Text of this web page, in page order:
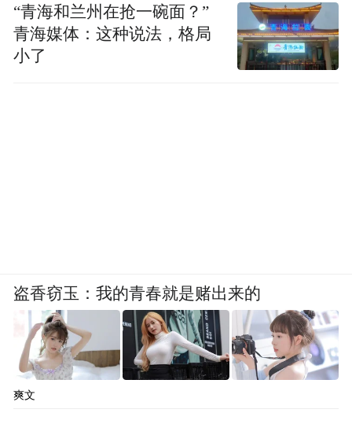
“青海和兰州在抢一碗面？”
青海媒体：这种说法，格局
小了
盗香窃玉：我的青春就是赌出来的
爽文